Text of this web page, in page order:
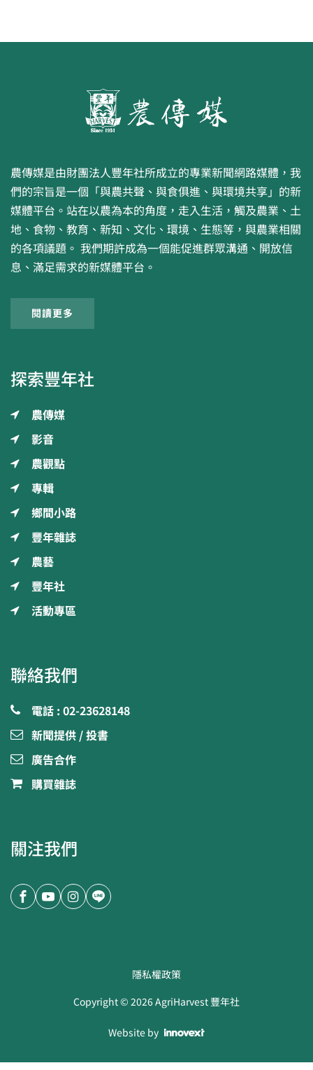
農傳媒是由財團法人豐年社所成立的專業新聞網路媒體，我
們的宗旨是一個「與農共聲、與食俱進、與環境共享」的新
媒體平台。站在以農為本的角度，走入生活，觸及農業、土
地、食物、教育、新知、文化、環境、生態等，與農業相關
的各項議題。 我們期許成為一個能促進群眾溝通、開放信
息、滿足需求的新媒體平台。
閱讀更多
探索豐年社
農傳媒
影音
農觀點
專輯
鄉間小路
豐年雜誌
農藝
豐年社
活動專區
聯絡我們
電話 : 02-23628148
新聞提供 / 投書
廣告合作
購買雜誌
關注我們
隱私權政策
Copyright ©2026AgriHarvest 豐年社
Website by